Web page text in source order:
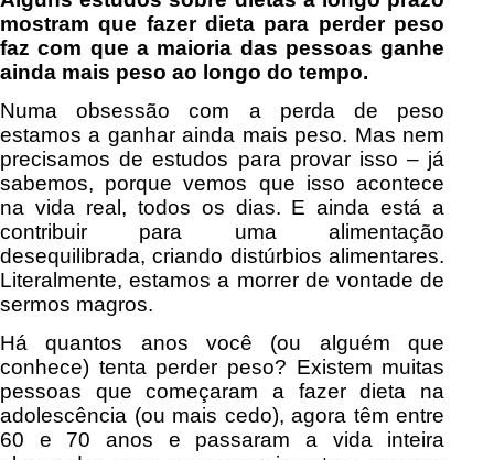
mostram que fazer dieta para perder peso
faz com que a maioria das pessoas ganhe
ainda mais peso ao longo do tempo.
Numa obsessão com a perda de peso
estamos a ganhar ainda mais peso. Mas nem
precisamos de estudos para provar isso – já
sabemos, porque vemos que isso acontece
na vida real, todos os dias. E ainda está a
contribuir para uma alimentação
desequilibrada, criando distúrbios alimentares.
Literalmente, estamos a morrer de vontade de
sermos magros.
Há quantos anos você (ou alguém que
conhece) tenta perder peso? Existem muitas
pessoas que começaram a fazer dieta na
adolescência (ou mais cedo), agora têm entre
60 e 70 anos e passaram a vida inteira